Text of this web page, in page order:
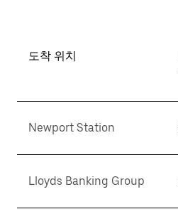
도착 위치
Newport Station
Lloyds Banking Group